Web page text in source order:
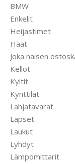
BMW
Enkelit
Heijastimet
Häät
Joka naisen
Kellot
Kyltit
Kynttilät
Lahjatavarat
Lapset
Laukut
Lyhdyt
Lämpömittarit